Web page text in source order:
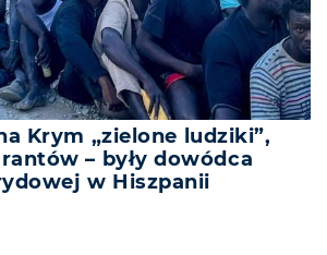
Krym „zielone ludziki”,
– były dowódca
w Hiszpanii